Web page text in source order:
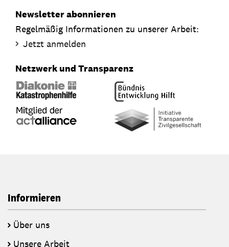
Newsletter abonnieren
Regelmäßig Informationen zu unserer Arbeit:
Jetzt anmelden
Netzwerk und Transparenz
Informieren
Über uns
Unsere Arbeit